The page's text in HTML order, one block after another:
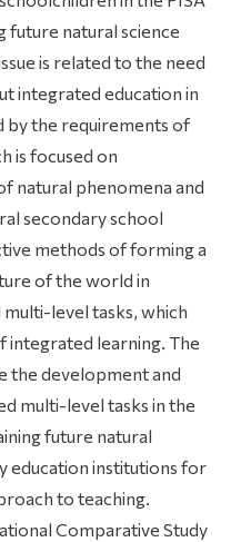
natural science
is related to the need
integrated education in
by the requirements of
is focused on
natural phenomena and
secondary school
methods of forming a
of the world in
level tasks, which
learning. The
the development and
multi-level tasks in the
future natural
education institutions for
to teaching.
Comparative Study